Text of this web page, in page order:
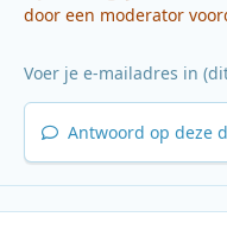
door een moderator
Antwoord op deze